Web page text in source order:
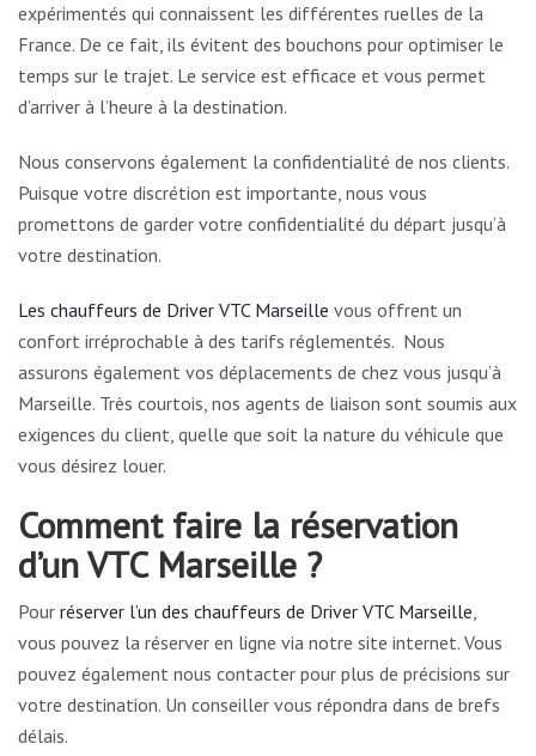
expérimentés qui connaissent les différentes ruelles de la
France. De ce fait, ils évitent des bouchons pour optimiser le
temps sur le trajet. Le service est efficace et vous permet
d’arriver à l’heure à la destination.
Nous conservons également la confidentialité de nos clients.
Puisque votre discrétion est importante, nous vous
promettons de garder votre confidentialité du départ jusqu’à
votre destination.
Les chauffeurs de Driver VTC Marseille vous offrent un
confort irréprochable à des tarifs réglementés. Nous
assurons également vos déplacements de chez vous jusqu’à
Marseille. Très courtois, nos agents de liaison sont soumis aux
exigences du client, quelle que soit la nature du véhicule que
vous désirez louer.
Comment faire la réservation
d’un VTC Marseille ?
Pour réserver l’un des chauffeurs de Driver VTC Marseille,
vous pouvez la réserver en ligne via notre site internet. Vous
pouvez également nous contacter pour plus de précisions sur
votre destination. Un conseiller vous répondra dans de brefs
délais.